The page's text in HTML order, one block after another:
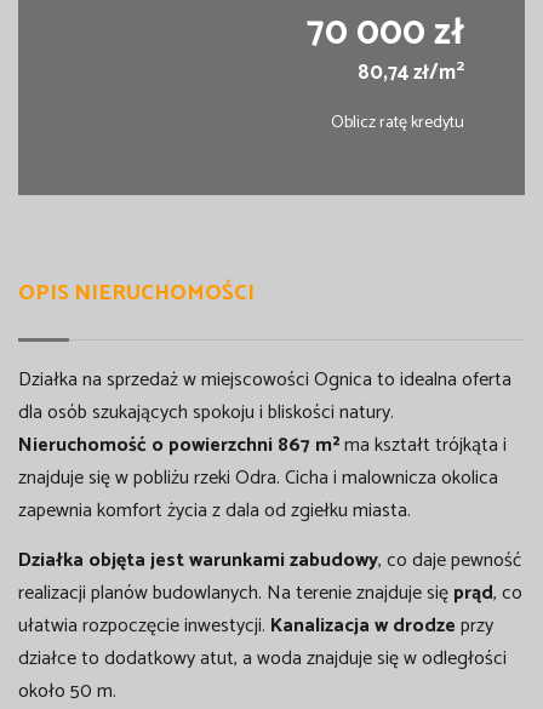
70 000 zł
80,74 zł/m2
Oblicz ratę kredytu
OPIS NIERUCHOMOŚCI
Działka na sprzedaż w miejscowości Ognica to idealna oferta
dla osób szukających spokoju i bliskości natury.
Nieruchomość o powierzchni 867 m²ma kształt trójkąta i
znajduje się w pobliżu rzeki Odra. Cicha i malownicza okolica
zapewnia komfort życia z dala od zgiełku miasta.
Działka objęta jest warunkami zabudowy, co daje pewność
realizacji planów budowlanych. Na terenie znajduje sięprąd, co
ułatwia rozpoczęcie inwestycji. Kanalizacja w drodzeprzy
działce to dodatkowy atut, a woda znajduje się w odległości
około 50 m.